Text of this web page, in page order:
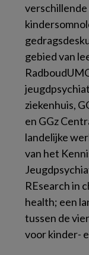
gebied van
ziekenhuis,
en GGz
landelijke
van het
REsearch in
health; een
tussen de
voor kinder-